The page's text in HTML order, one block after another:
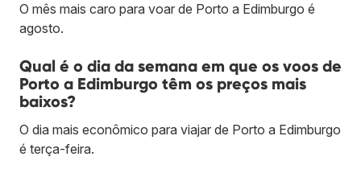
O mês mais caro para voar de Porto a Edimburgo é
agosto.
Qual é o dia da semana em que os voos de
Porto a Edimburgo têm os preços mais
baixos?
O dia mais econômico para viajar de Porto a Edimburgo
é terça-feira.